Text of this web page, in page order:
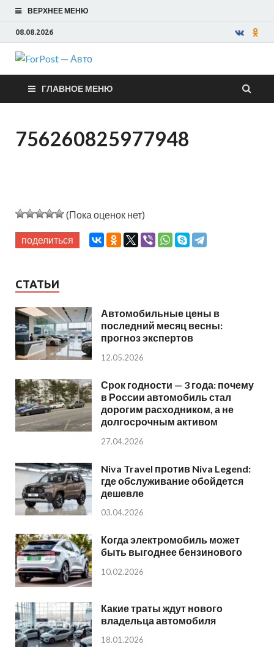
ВЕРХНЕЕ МЕНЮ
08.08.2026
ForPost —
Авто
ГЛАВНОЕ МЕНЮ
756260825977948
(Пока оценок нет)
поделиться
СТАТЬИ
Автомобильные цены в
последний месяц весны:
прогноз экспертов
12.05.2026
Срок годности — 3 года: почему
в России автомобиль стал
дорогим расходником, а не
долгосрочным активом
27.04.2026
Niva Travel против Niva Legend:
где обслуживание обойдется
дешевле
03.04.2026
Когда электромобиль может
быть выгоднее бензинового
10.02.2026
Какие траты ждут нового
владельца автомобиля
18.01.2026